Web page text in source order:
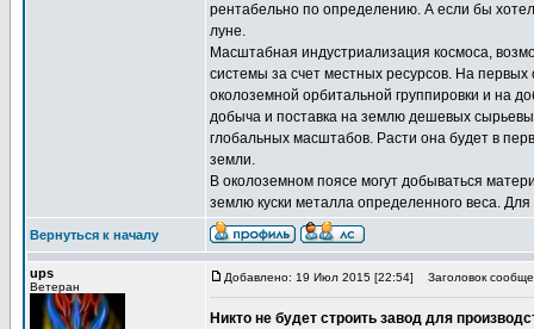
рентабельно по определению. А если бы
луне.
Масштабная индустриализация космоса,
системы за счет местных ресурсов. На
околоземной орбитальной группировки и на
добыча и поставка на землю дешевых
глобальных масштабов. Расти она будет в
земли.
В околоземном поясе могут добываться
землю куски металла определенного веса.
Вернуться к началу
ups
Ветеран
Добавлено: 19 Июл 2015 [22:54] Заголовок
Никто не будет строить завод для